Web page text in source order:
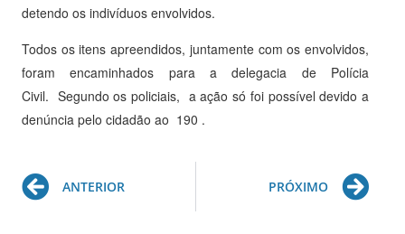
detendo os indivíduos envolvidos.
Todos os itens apreendidos, juntamente com os envolvidos,
foram encaminhados para a delegacia de Polícia
Civil. Segundo os policiais, a ação só foi possível devido a
denúncia pelo cidadão ao 190 .
Prev
ANTERIOR PRÓXIMO